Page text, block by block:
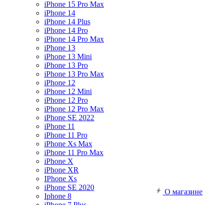
iPhone 15 Pro Max
iPhone 14
iPhone 14 Plus
iPhone 14 Pro
iPhone 14 Pro Max
iPhone 13
iPhone 13 Mini
iPhone 13 Pro
iPhone 13 Pro Max
iPhone 12
iPhone 12 Mini
iPhone 12 Pro
iPhone 12 Pro Max
iPhone SE 2022
iPhone 11
iPhone 11 Pro
iPhone Xs Max
iPhone 11 Pro Max
iPhone X
iPhone XR
IPhone Xs
iPhone SE 2020
Iphone 8
О магазине